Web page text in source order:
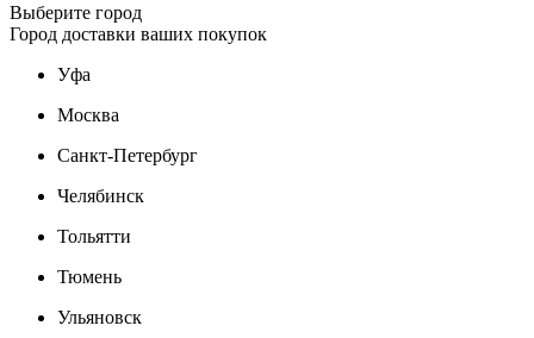
Выберите город
Город доставки ваших покупок
Уфа
Москва
Санкт-Петербург
Челябинск
Тольятти
Тюмень
Ульяновск